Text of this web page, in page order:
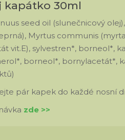
kapátko 30ml
seed oil (slunečnicový
Myrtus communis
vit.E), sylvestren*, borneol*,
borneol*, bornylacetát*,
pár kapek do každé nosní
zde >>